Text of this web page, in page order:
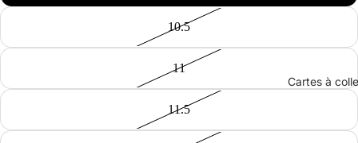
Cartes à
10.5
11
11.5